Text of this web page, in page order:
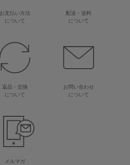
お支払い方法
について
配送・送料
について
返品・交換
について
お問い合わせ
について
メルマガ